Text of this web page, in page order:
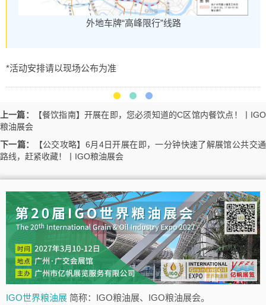
外地车牌“高峰限行”线路
*活动安排请以现场公布为准
上一篇：
【餐饮指南】开展在即，您必须知道的C区馆内餐饮点！丨IGO
粮油展会
下一篇：
【公交攻略】6月4日开展在即，一分钟快速了解展馆公共交通
路线，赶紧收藏！丨IGO粮油展会
IGO世界粮油展 简称：IGO粮油展、IGO粮油展会。